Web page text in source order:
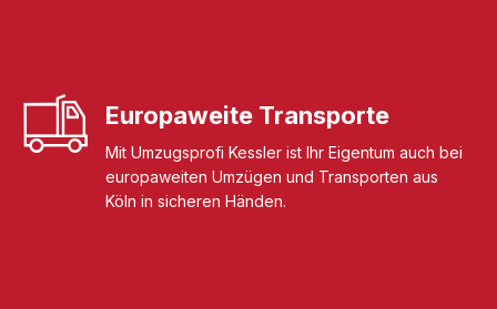
Europaweite Transporte
Mit Umzugsprofi Kessler ist Ihr Eigentum auch bei
europaweiten Umzügen und Transporten aus
Köln in sicheren Händen.